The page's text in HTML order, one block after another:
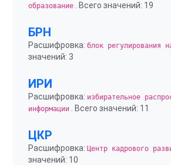
образование . Всего значений: 19
БРН
Расшифровка: блок регулирования
значений: 3
ИРИ
Расшифровка: избирательное
информации . Всего значений: 11
ЦКР
Расшифровка: Центр кадрового
значений: 10